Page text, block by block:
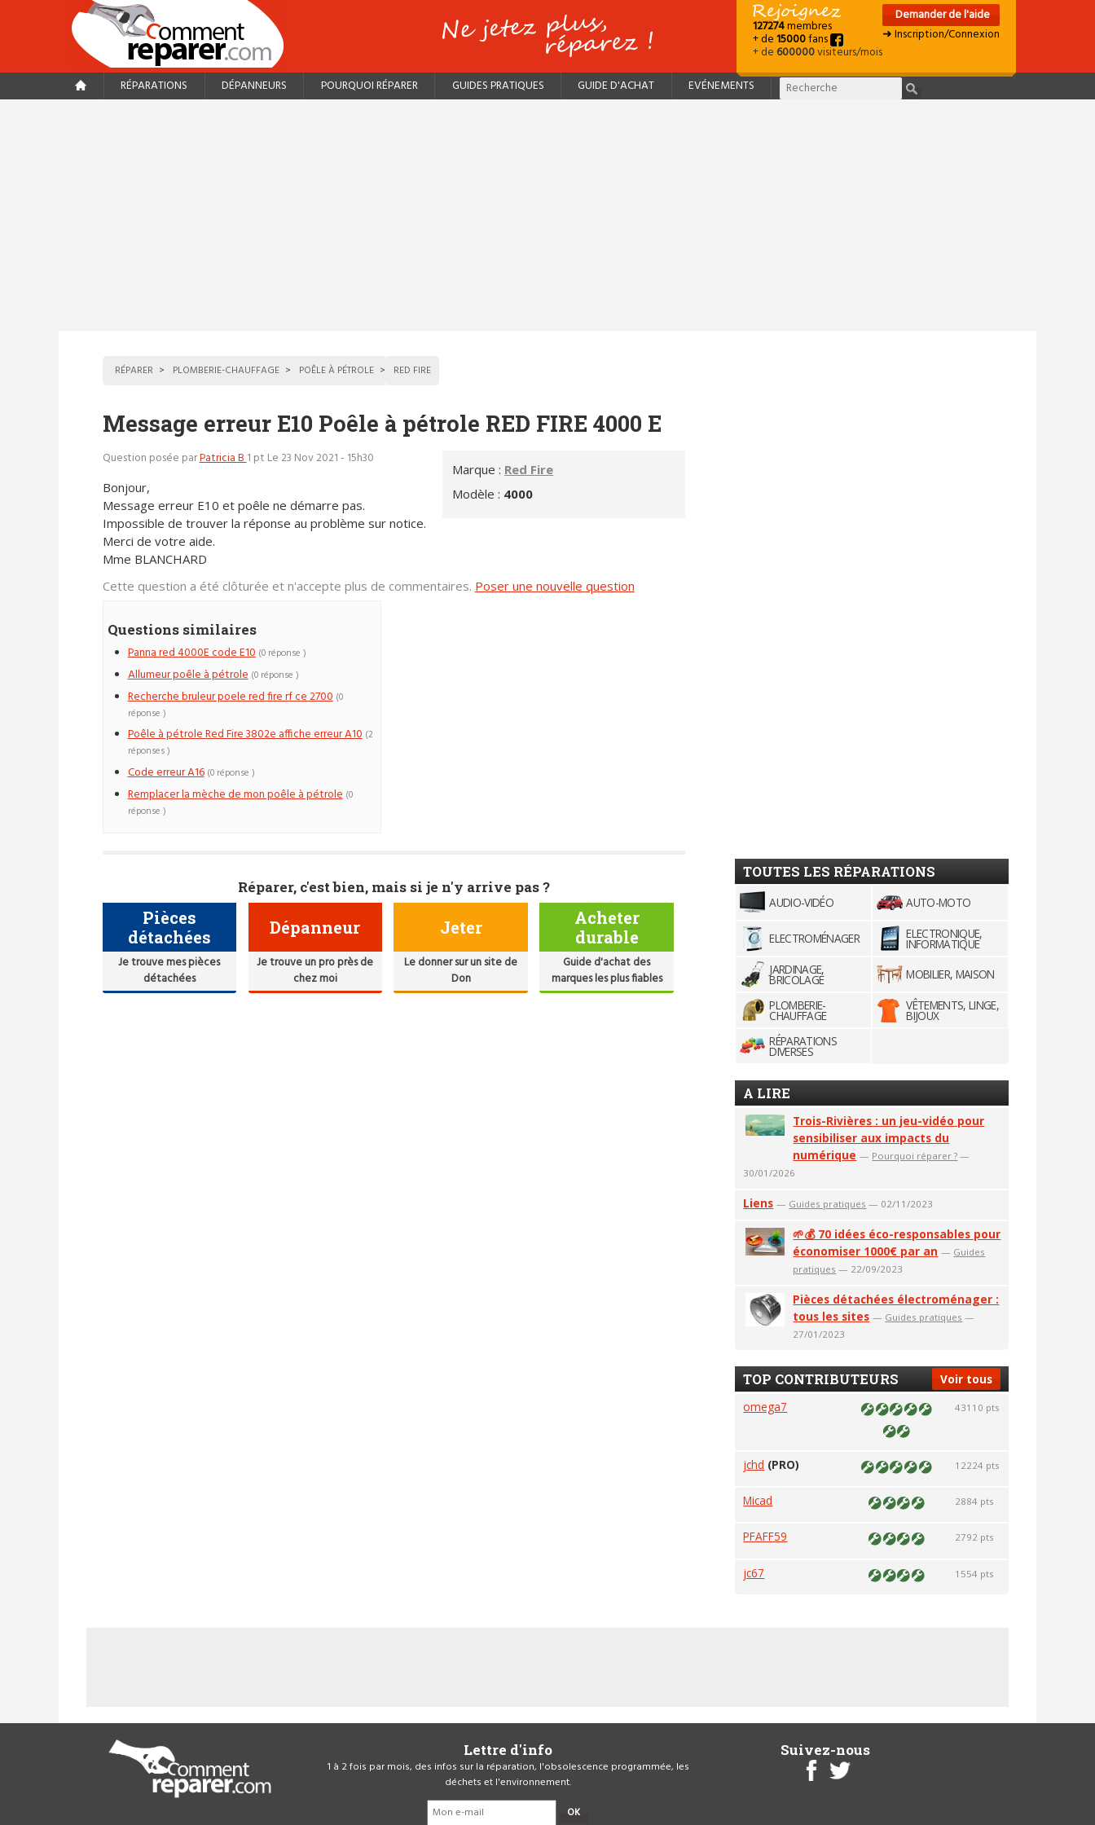
127274membres
+ de15000fans
+ de600000visiteurs/mois
Demander de l'aide
➜ Inscription/Connexion
RÉPARATIONS DÉPANNEURS POURQUOI RÉPARER GUIDES PRATIQUES GUIDE D'ACHAT EVÉNEMENTS
RÉPARER PLOMBERIE-CHAUFFAGE POÊLE À PÉTROLE RED FIRE
Message erreur E10 Poêle à pétrole RED FIRE 4000 E
Marque : Red Fire
Modèle : 4000
Question posée parPatricia B1 pt Le 23 Nov 2021 - 15h30
Bonjour,
Message erreur E10 et poêle ne démarre pas.
Impossible de trouver la réponse au problème sur notice.
Merci de votre aide.
Mme BLANCHARD
Cette question a été clôturée et n'accepte plus de commentaires. Poser une nouvelle question
Questions similaires
Panna red 4000E code E10 (0 réponse )
Allumeur poêle à pétrole (0 réponse )
Recherche bruleur poele red fire rf ce 2700 (0
réponse )
Poêle à pétrole Red Fire 3802e affiche erreur A10 (2
réponses )
Code erreur A16 (0 réponse )
Remplacer la mèche de mon poêle à pétrole (0
réponse )
Réparer, c'est bien, mais si je n'y arrive pas ?
Pièces
détachées
Je trouve mes pièces
détachées
Dépanneur
Je trouve un pro près de
chez moi
Jeter
Le donner sur un site de
Don
Acheter
durable
Guide d'achat des
marques les plus fiables
TOUTES LES RÉPARATIONS
AUDIO-VIDÉO AUTO-MOTO
ELECTROMÉNAGER ELECTRONIQUE,
INFORMATIQUE
JARDINAGE,
BRICOLAGE
MOBILIER, MAISON
PLOMBERIE-
CHAUFFAGE
VÊTEMENTS, LINGE,
BIJOUX
RÉPARATIONS
DIVERSES
A LIRE
Trois-Rivières : un jeu-vidéo pour
sensibiliser aux impacts du
numérique — Pourquoi réparer ? —
30/01/2026
Liens — Guides pratiques — 02/11/2023
🌱💰 70 idées éco-responsables pour
économiser 1000€ par an — Guides
pratiques — 22/09/2023
Pièces détachées électroménager :
tous les sites — Guides pratiques —
27/01/2023
Voir tous
TOP CONTRIBUTEURS
omega7 43110 pts
jchd (PRO) 12224 pts
Micad 2884 pts
PFAFF59 2792 pts
jc67 1554 pts
Lettre d'info
1 à 2 fois par mois, des infos sur la réparation, l'obsolescence programmée, les
déchets et l'environnement.
OK
Suivez-nous